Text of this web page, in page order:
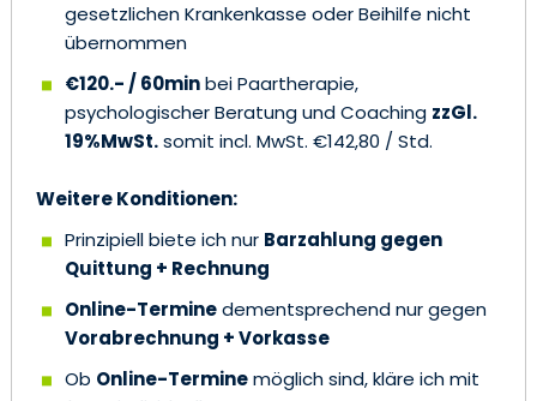
gesetzlichen Krankenkasse oder Beihilfe nicht
übernommen
€120.- / 60minbei Paartherapie,
psychologischer Beratung und Coaching zzGl.
19%MwSt.somit incl. MwSt. €142,80 / Std.
Weitere Konditionen:
Prinzipiell biete ich nur Barzahlung gegen
Quittung + Rechnung
Online-Terminedementsprechend nur gegen
Vorabrechnung + Vorkasse
Ob Online-Terminemöglich sind, kläre ich mit